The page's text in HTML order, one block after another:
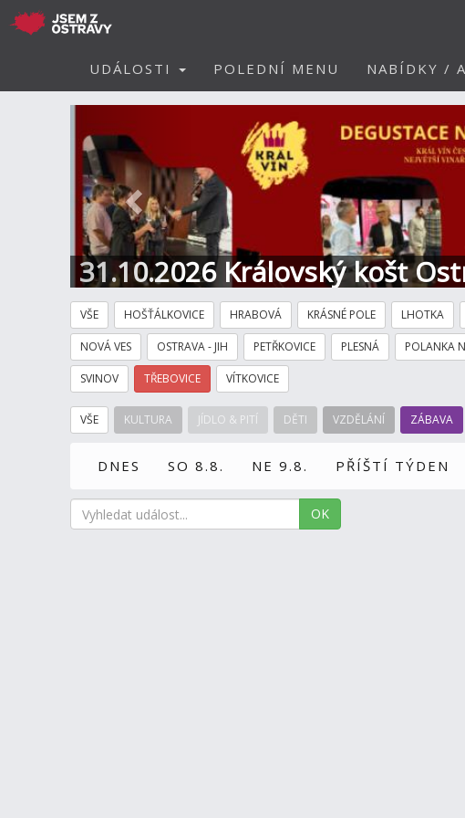
UDÁLOSTI POLEDNÍ MENU NABÍDKY /
31.10.2026 Královský košt
Hotel
VŠE HOŠŤÁLKOVICE HRABOVÁ KRÁSNÉ POLE LHOTKA
NOVÁ VES OSTRAVA - JIH PETŘKOVICE PLESNÁ POLANKA
SVINOV TŘEBOVICE VÍTKOVICE
VŠE KULTURA JÍDLO & PITÍ DĚTI VZDĚLÁNÍ ZÁBAVA
DNES SO 8.8. NE 9.8. PŘÍŠTÍ TÝDEN
OK